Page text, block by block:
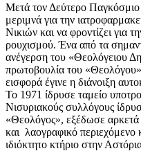
Μετά τον Δεύτερο
μεριμνά για την
Νικιών και να φροντίζει για
ρουχισμού. Ένα από τα
ανέγερση του «Θεολόγειου
πρωτοβουλία του
εισφορά έγινε η διάνοιξη
Το 1971 ίδρυσε ταμείο
Νισυριακούς συλλόγους
«Θεολόγος», εξέδωσε
και λαογραφικό περιεχόμενο
ιδιόκτητο κτήριο στην